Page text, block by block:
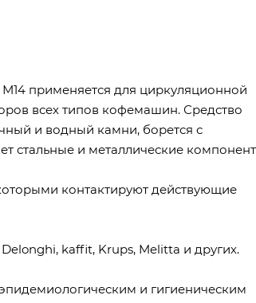
применяется для циркуляционной
всех типов кофемашин. Средство
и водный камни, борется с
стальные и металлические
контактируют действующие
kaffit, Krups, Melitta и других.
и гигиеническим